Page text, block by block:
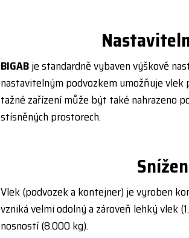
BIGABje standardně vybaven výško­vě
nastavitelným podvozkem umožňuje
tažné zařízení může být také nahrazeno
stísněných prostorech.
Vlek (podvozek a kontejner) je vyroben
vzniká velmi odolný a zároveň lehký vlek
nosností (8.000 kg).